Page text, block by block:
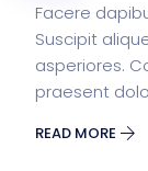
Facere
Suscipit
asperiores.
praesent
READ MORE